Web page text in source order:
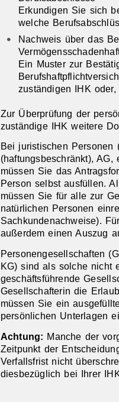
Erkundigen Sie sich
welche
Nachweis über das
Ein Muster zur
zuständigen IHK
Zur Überprüfung der
zuständige IHK weitere
Bei juristischen Personen
(haftungsbeschränkt), AG,
müssen Sie das
Person selbst ausfüllen.
müssen Sie für alle zur
natürlichen Personen
Sachkundenachweise).
außerdem einen Auszug
Personengesellschaften
KG) sind als solche nicht
geschäftsführende
Gesellschafterin die
müssen Sie ein
persönlichen Unterlagen
Achtung: Manche der
Zeitpunkt der
Verfallsfrist nicht
diesbezüglich bei Ihrer